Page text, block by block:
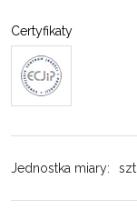
Certyfikaty
Jednostka miary: szt.